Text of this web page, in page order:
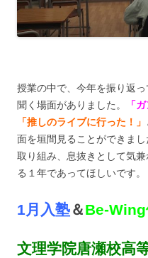
授業の中で、今年を振り返
聞く場面がありました。
「
「推しのライブに行った！」
面を垣間見ることができま
取り組み、息抜きとして気
る１年であってほしいです。
1月入塾＆Be-
文理学院唐瀬校高